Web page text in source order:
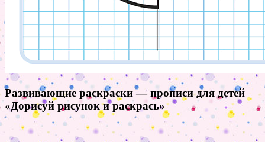
Развивающие раскраски — прописи для детей
«Дорисуй рисунок и раскрась»